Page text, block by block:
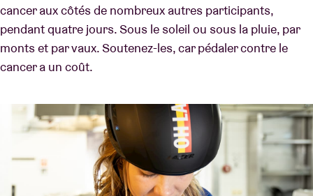
cancer aux côtés de nombreux autres participants,
pendant quatre jours. Sous le soleil ou sous la pluie, par
monts et par vaux. Soutenez-les, car pédaler contre le
cancer a un coût.